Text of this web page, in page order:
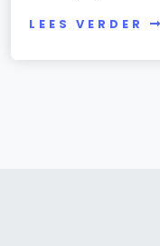
LEES VERDER